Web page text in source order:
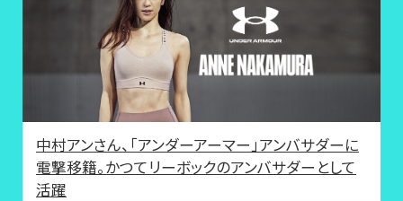
中村アンさん、「アンダーアーマー」アンバサダーに
電撃移籍。かつてリーボックのアンバサダーとして
活躍